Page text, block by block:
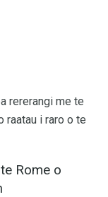
rererangi me te
raatau i raro o te
Rome o